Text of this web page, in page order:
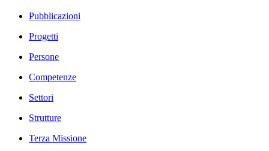
Pubblicazioni
Progetti
Persone
Competenze
Settori
Strutture
Terza Missione